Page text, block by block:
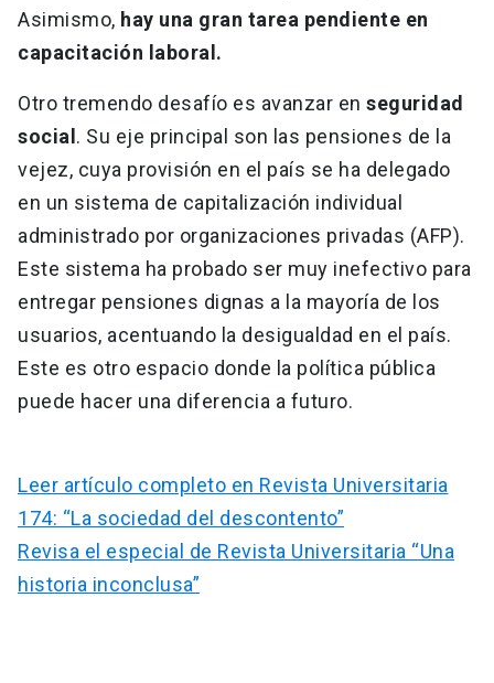
Asimismo, hay una gran tarea pendiente en
capacitación laboral.
Otro tremendo desafío es avanzar en seguridad
social . Su eje principal son las pensiones de la
vejez, cuya provisión en el país se ha delegado
en un sistema de capitalización individual
administrado por organizaciones privadas (AFP).
Este sistema ha probado ser muy inefectivo para
entregar pensiones dignas a la mayoría de los
usuarios, acentuando la desigualdad en el país.
Este es otro espacio donde la política pública
puede hacer una diferencia a futuro.
Leer artículo completo en Revista Universitaria
174: “La sociedad del descontento”
Revisa el especial de Revista Universitaria “Una
historia inconclusa”